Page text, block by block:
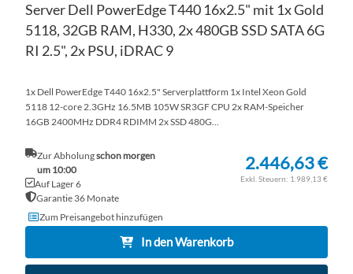
Server Dell PowerEdge T440 16x2.5" mit 1x Gold
5118, 32GB RAM, H330, 2x 480GB SSD SATA 6G
RI 2.5", 2x PSU, iDRAC 9
1x Dell PowerEdge T440 16x2.5" Serverplattform 1x Intel Xeon Gold
5118 12-core 2.3GHz 16.5MB 105W SR3GF CPU 2x RAM-Speicher
16GB 2400MHz DDR4 RDIMM 2x SSD 480G...
Zur Abholungschon morgen
um 10:00
Auf Lager 6
Garantie 36 Monate
2.446,63 €
1.989,13 €
Zum Preisangebot hinzufügen
In den Warenkorb